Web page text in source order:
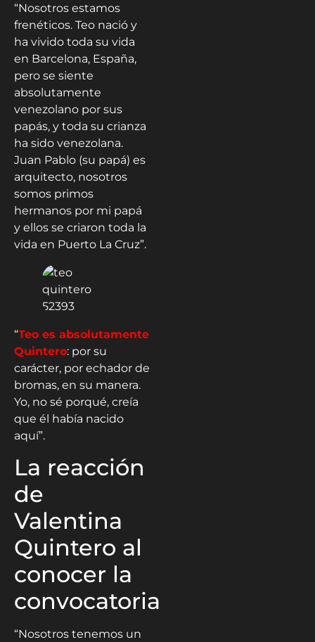
“Nosotros estamos
frenéticos. Teo nació y
ha vivido toda su vida
en Barcelona, España,
pero se siente
absolutamente
venezolano por sus
papás, y toda su crianza
ha sido venezolana.
Juan Pablo (su papá) es
arquitecto, nosotros
somos primos
hermanos por mi papá
y ellos se criaron toda la
vida en Puerto La Cruz”.
“Teo es absolutamente
Quintero: por su
carácter, por echador de
bromas, en su manera.
Yo, no sé porqué, creía
que él había nacido
aquí”.
La reacción
de
Valentina
Quintero al
conocer la
convocatoria
“Nosotros tenemos un